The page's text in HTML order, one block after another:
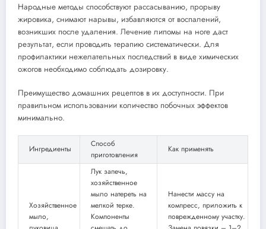
Народные методы способствуют рассасыванию, прорыву
жировика, снимают нарывы, избавляются от воспалений,
возникших после удаления. Лечение липомы на ноге даст
результат, если проводить терапию систематически. Для
профилактики нежелательных последствий в виде химических
ожогов необходимо соблюдать дозировку.
Преимущество домашних рецептов в их доступности. При
правильном использовании количество побочных эффектов
минимально.
Ингредиенты
Способ
приготовления
Как применять
Хозяйственное
мыло,
Лук запечь,
хозяйственное
мыло натереть на
мелкой терке.
Компоненты
Нанести массу на
компресс, приложить к
поврежденному участку.